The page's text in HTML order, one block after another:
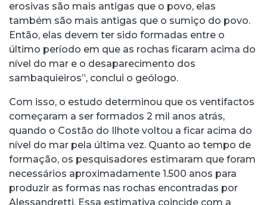
erosivas são mais antigas que o povo, elas
também são mais antigas que o sumiço do povo.
Então, elas devem ter sido formadas entre o
último período em que as rochas ficaram acima do
nível do mar e o desaparecimento dos
sambaquieiros”, conclui o geólogo.
Com isso, o estudo determinou que os ventifactos
começaram a ser formados 2 mil anos atrás,
quando o Costão do Ilhote voltou a ficar acima do
nível do mar pela última vez. Quanto ao tempo de
formação, os pesquisadores estimaram que foram
necessários aproximadamente 1.500 anos para
produzir as formas nas rochas encontradas por
Alessandretti. Essa estimativa coincide com a